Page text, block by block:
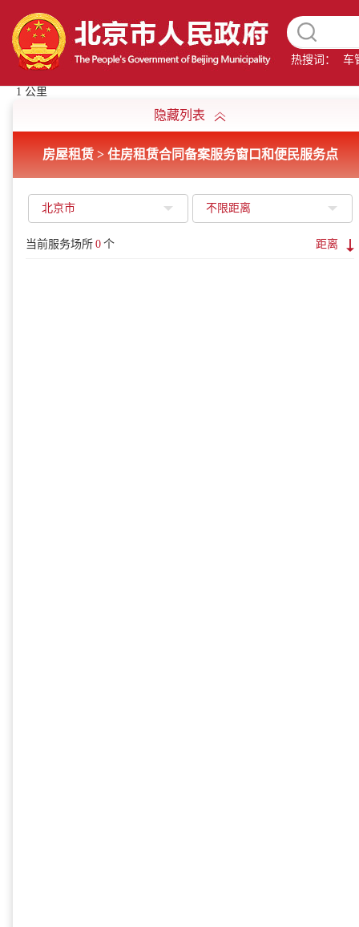
热搜词： 车
隐藏列表
房屋租赁 > 住房租赁合同备案服务窗口和便民服务点
北京市 不限距离
当前服务场所 0 个 距离
1 公里